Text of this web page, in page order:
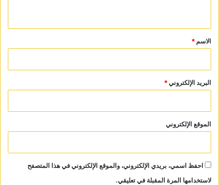
*
الاسم *
البريد الإلكتروني*
الموقع الإلكتروني
احفظ اسمي، بريدي الإلكتروني، والموقع الإلكتروني في هذا المتصفح
لاستخدامها المرة المقبلة في تعليقي.